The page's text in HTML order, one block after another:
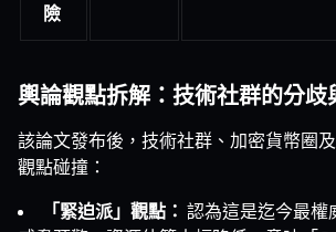
險
輿論觀點拆解：技術社群的分歧
該論文發布後，技術社群、加密貨幣圈
觀點碰撞：
「緊迫派」觀點： 認為這是迄今最權